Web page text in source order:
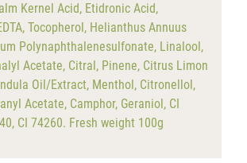
Kernel Acid, Etidronic Acid,
Tocopherol, Helianthus Annuus
Polynaphthalenesulfonate, Linalool,
Acetate, Citral, Pinene, Citrus Limon
Oil/Extract, Menthol, Citronellol,
Acetate, Camphor, Geraniol, CI
CI 74260. Fresh weight 100g